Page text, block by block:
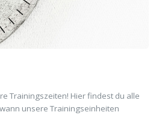
Trainingszeiten! Hier findest du alle
unsere Trainingseinheiten